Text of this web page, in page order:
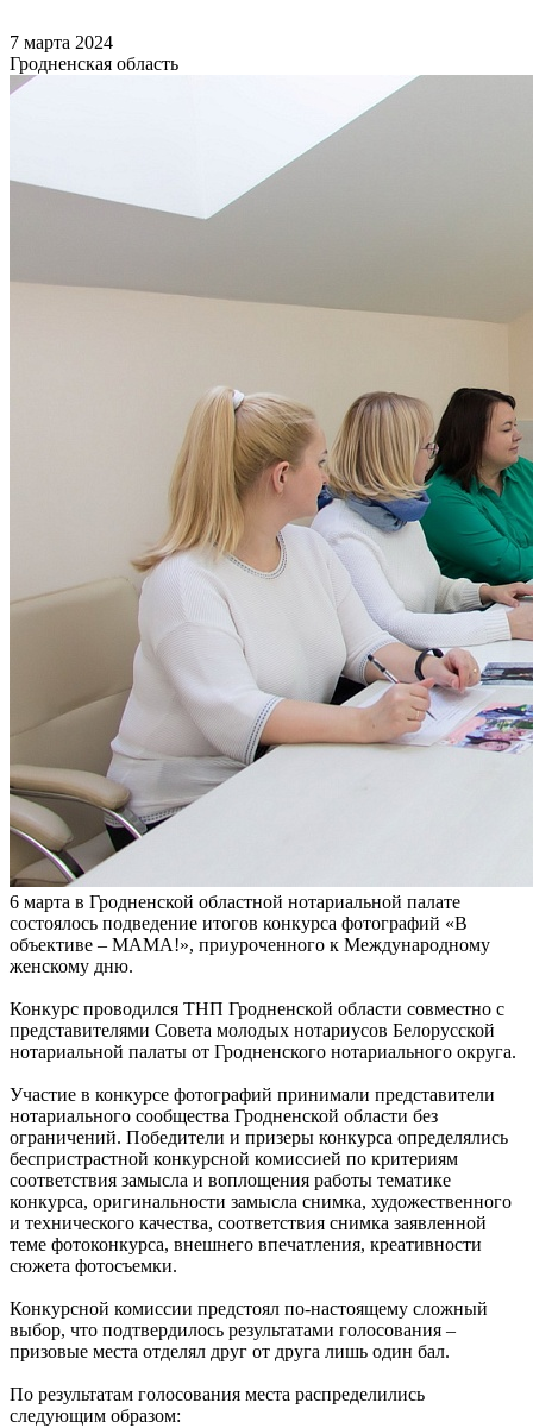
7 марта 2024
Гродненская область
6 марта в Гродненской областной нотариальной палате
состоялось подведение итогов конкурса фотографий «В
объективе – МАМА!», приуроченного к Международному
женскому дню.
Конкурс проводился ТНП Гродненской области совместно с
представителями Совета молодых нотариусов Белорусской
нотариальной палаты от Гродненского нотариального округа.
Участие в конкурсе фотографий принимали представители
нотариального сообщества Гродненской области без
ограничений. Победители и призеры конкурса определялись
беспристрастной конкурсной комиссией по критериям
соответствия замысла и воплощения работы тематике
конкурса, оригинальности замысла снимка, художественного
и технического качества, соответствия снимка заявленной
теме фотоконкурса, внешнего впечатления, креативности
сюжета фотосъемки.
Конкурсной комиссии предстоял по-настоящему сложный
выбор, что подтвердилось результатами голосования –
призовые места отделял друг от друга лишь один бал.
По результатам голосования места распределились
следующим образом: